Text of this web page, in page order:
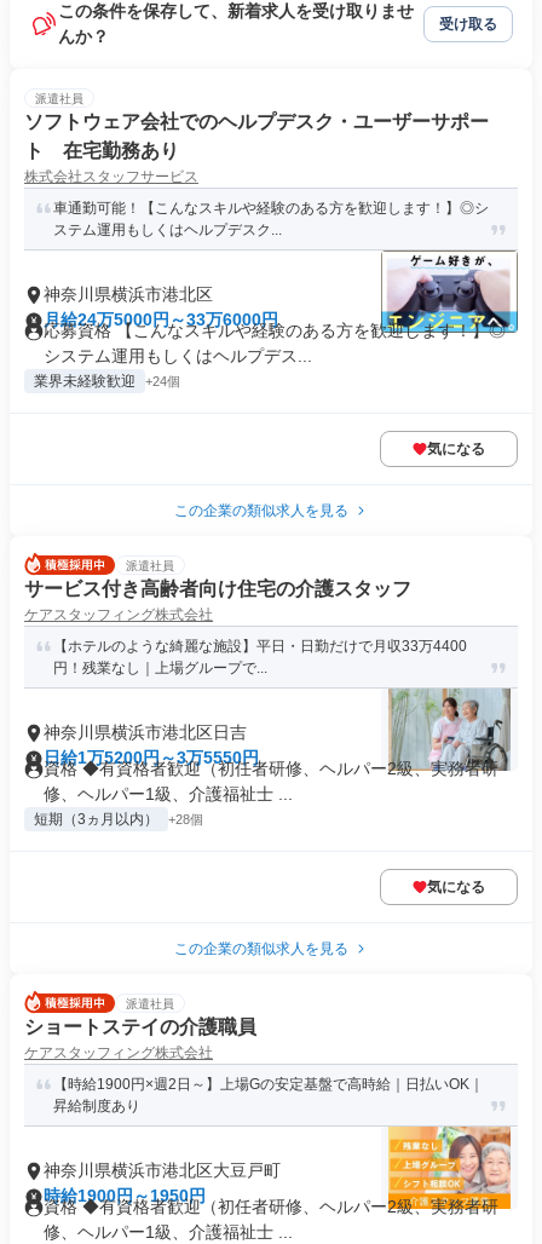
この条件を保存して、新着求人を受け取りませ
んか？
受け取る
派遣社員
ソフトウェア会社でのヘルプデスク・ユーザーサポー
ト 在宅勤務あり
株式会社スタッフサービス
車通勤可能！【こんなスキルや経験のある方を歓迎します！】◎シ
ステム運用もしくはヘルプデスク...
神奈川県横浜市港北区
月給24万5000円～33万6000円
応募資格 【こんなスキルや経験のある方を歓迎します！】◎
システム運用もしくはヘルプデス...
業界未経験歓迎 +24個
気になる
この企業の類似求人を見る
派遣社員
サービス付き高齢者向け住宅の介護スタッフ
ケアスタッフィング株式会社
【ホテルのような綺麗な施設】平日・日勤だけで月収33万4400
円！残業なし｜上場グループで...
神奈川県横浜市港北区日吉
日給1万5200円～3万5550円
資格 ◆有資格者歓迎（初任者研修、ヘルパー2級、実務者研
修、ヘルパー1級、介護福祉士 ...
短期（3ヵ月以内） +28個
気になる
この企業の類似求人を見る
派遣社員
ショートステイの介護職員
ケアスタッフィング株式会社
【時給1900円×週2日～】上場Gの安定基盤で高時給｜日払いOK｜
昇給制度あり
神奈川県横浜市港北区大豆戸町
時給1900円～1950円
資格 ◆有資格者歓迎（初任者研修、ヘルパー2級、実務者研
修、ヘルパー1級、介護福祉士 ...